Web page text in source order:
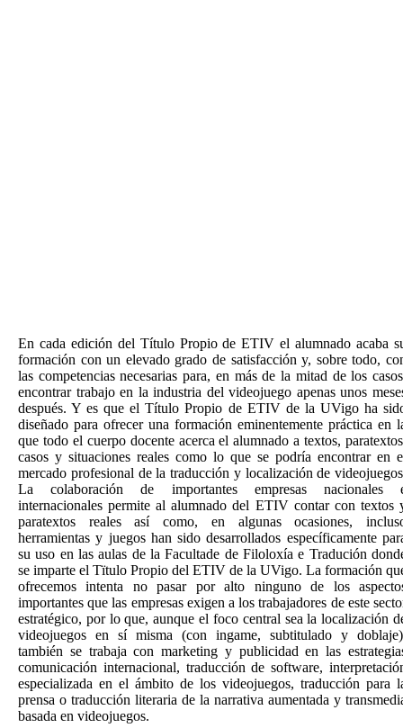
En cada edición del Título Propio de ETIV el alumnado acaba
formación con un elevado grado de satisfacción y, sobre todo,
las competencias necesarias para, en más de la mitad de los
encontrar trabajo en la industria del videojuego apenas unos
después. Y es que el Título Propio de ETIV de la UVigo ha
diseñado para ofrecer una formación eminentemente práctica en
que todo el cuerpo docente acerca el alumnado a textos,
casos y situaciones reales como lo que se podría encontrar en
mercado profesional de la traducción y localización de
La colaboración de importantes empresas nacionales
internacionales permite al alumnado del ETIV contar con textos
paratextos reales así como, en algunas ocasiones,
herramientas y juegos han sido desarrollados específicamente
su uso en las aulas de la Facultade de Filoloxía e Tradución
se imparte el Tïtulo Propio del ETIV de la UVigo. La formación
ofrecemos intenta no pasar por alto ninguno de los
importantes que las empresas exigen a los trabajadores de este
estratégico, por lo que, aunque el foco central sea la localización
videojuegos en sí misma (con ingame, subtitulado y
también se trabaja con marketing y publicidad en las
comunicación internacional, traducción de software,
especializada en el ámbito de los videojuegos, traducción para
prensa o traducción literaria de la narrativa aumentada y
basada en videojuegos.